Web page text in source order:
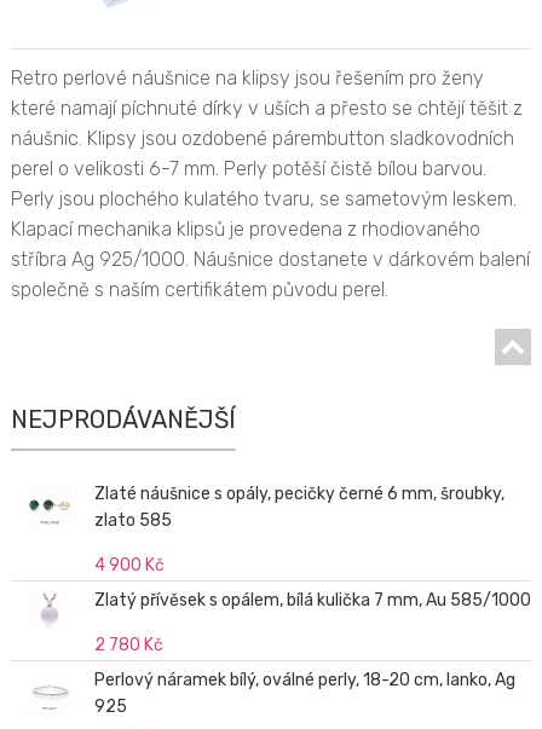
Retro perlové náušnice na klipsy jsou řešením pro ženy
které namají píchnuté dírky v uších a přesto se chtějí těšit z
náušnic. Klipsy jsou ozdobené párembutton sladkovodních
perel o velikosti 6-7 mm. Perly potěší čistě bílou barvou.
Perly jsou plochého kulatého tvaru, se sametovým leskem.
Klapací mechanika klipsů je provedena z rhodiovaného
stříbra Ag 925/1000. Náušnice dostanete v dárkovém balení
společně s naším certifikátem původu perel.
NEJPRODÁVANĚJŠÍ
Zlaté náušnice s opály, pecičky černé 6 mm, šroubky,
zlato 585
4 900 Kč
Zlatý přívěsek s opálem, bílá kulička 7 mm, Au 585/1000
2 780 Kč
Perlový náramek bílý, oválné perly, 18-20 cm, lanko, Ag
925